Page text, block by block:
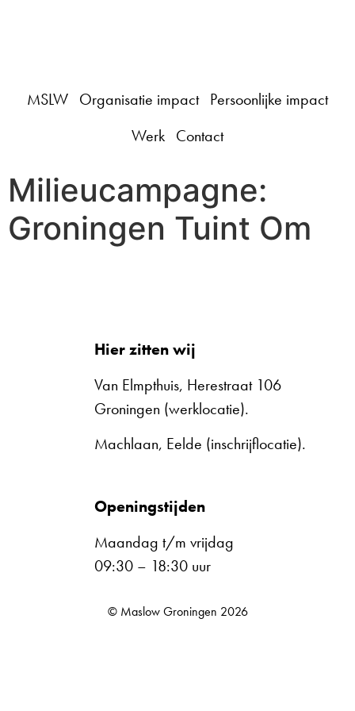
MSLW Organisatie impact Persoonlijke impact
Werk Contact
Milieucampagne:
Groningen Tuint Om
Hier zitten wij
Van Elmpthuis, Herestraat 106
Groningen (werklocatie).
Machlaan, Eelde (inschrijflocatie).
Openingstijden
Maandag t/m vrijdag
09:30 – 18:30 uur
© Maslow Groningen 2026